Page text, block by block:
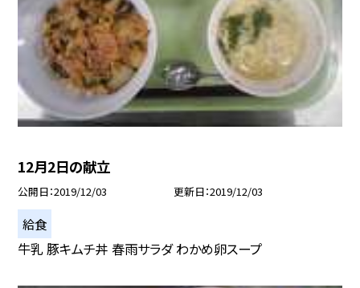
12月2日の献立
公開日 2019/12/03 更新日 2019/12/03
給食
牛乳 豚キムチ丼 春雨サラダ わかめ卵スープ